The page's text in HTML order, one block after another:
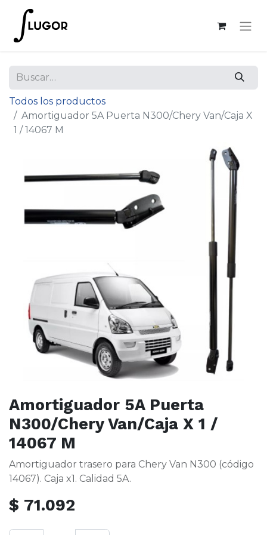
Todos los productos
Amortiguador 5A Puerta N300/Chery Van/Caja X
1 / 14067 M
Amortiguador 5A Puerta
N300/Chery Van/Caja X 1 /
14067 M
Amortiguador trasero para Chery Van N300 (código
14067). Caja x1. Calidad 5A.
$ 71.092